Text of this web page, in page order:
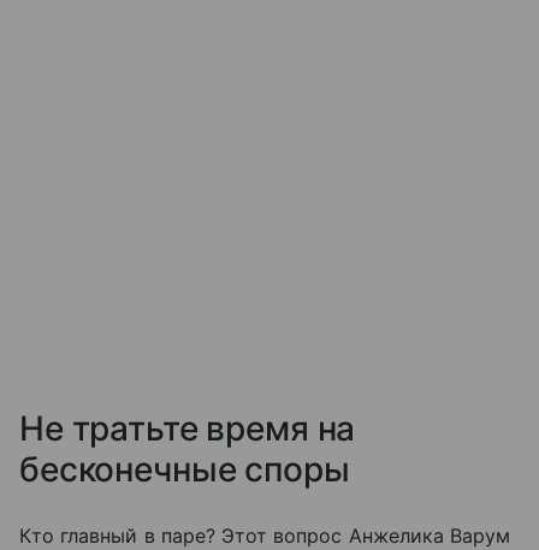
Не тратьте время на
бесконечные споры
Кто главный в паре? Этот вопрос Анжелика Варум